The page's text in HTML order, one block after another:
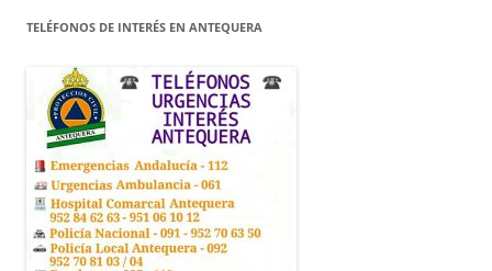
TELÉFONOS DE INTERÉS EN ANTEQUERA